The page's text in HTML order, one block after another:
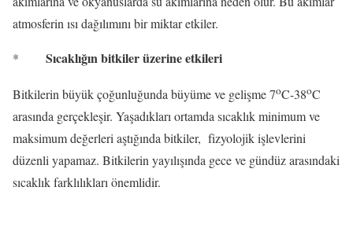
atmosferin ısı dağılımını bir miktar etkiler.
* Sıcaklığın bitkiler üzerine etkileri
Bitkilerin büyük çoğunluğunda büyüme ve gelişme 7oC-38oC
arasında gerçekleşir. Yaşadıkları ortamda sıcaklık minimum ve
maksimum değerleri aştığında bitkiler, fizyolojik işlevlerini
düzenli yapamaz. Bitkilerin yayılışında gece ve gündüz arasındaki
sıcaklık farklılıkları önemlidir.